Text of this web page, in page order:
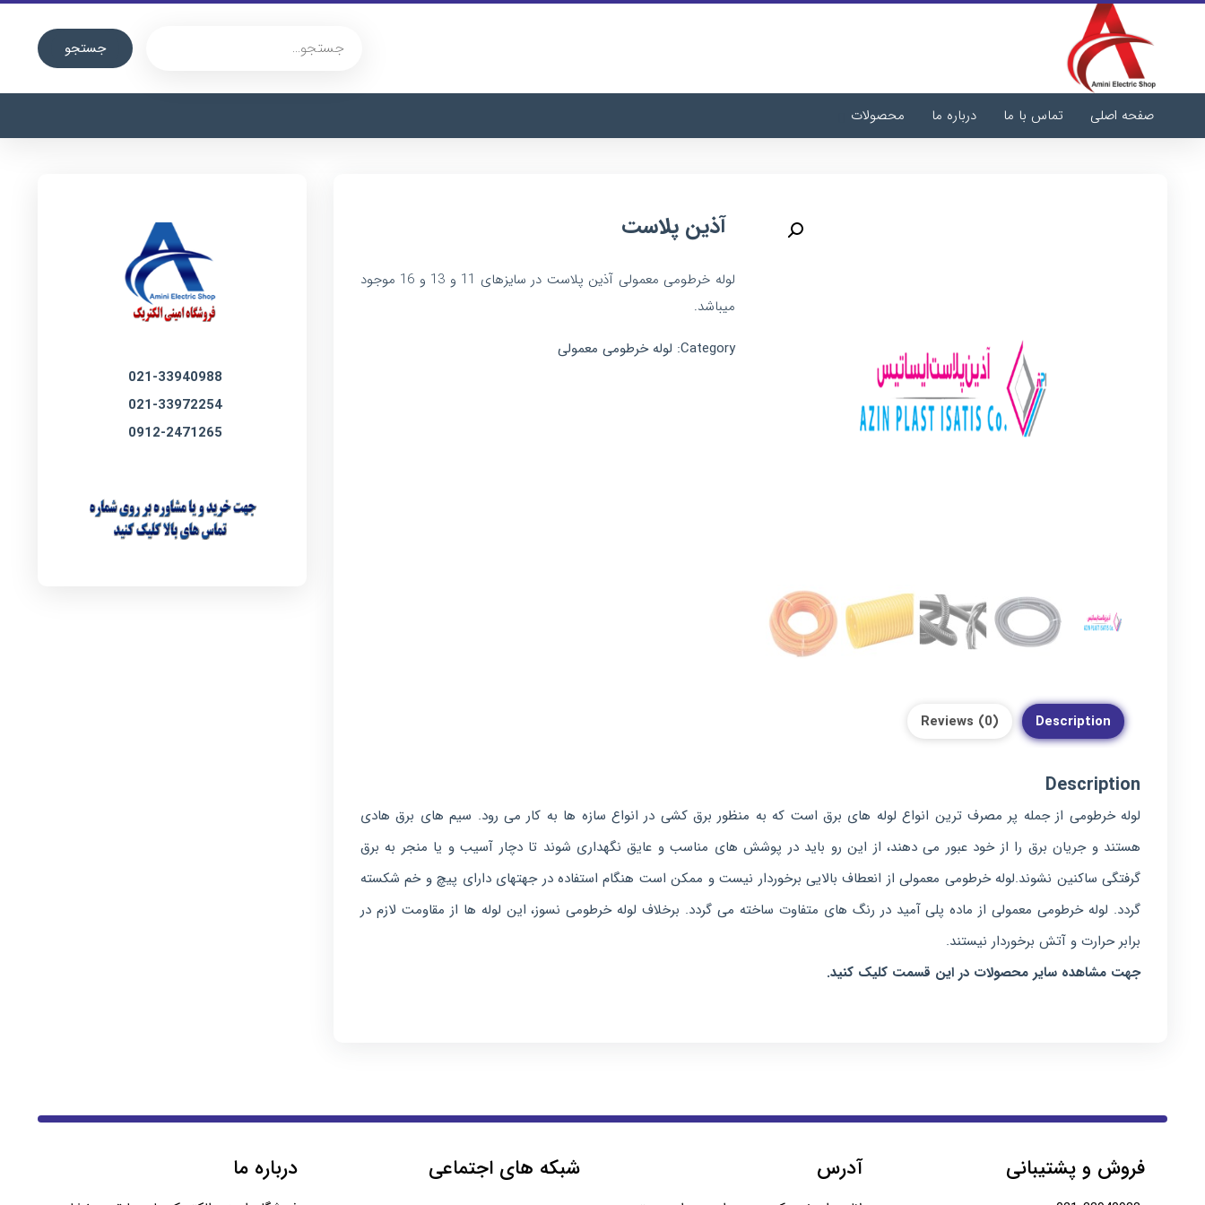
جستجو
صفحه اصلی تماس با ما درباره ما محصولات
آذین پلاست
لوله خرطومی معمولی آذین پلاست در سایزهای 11 و 13 و 16 موجود
میباشد.
Category: لوله خرطومی معمولی
Description
Reviews (0)
Description
لوله خرطومی از جمله پر مصرف ترین انواع لوله های برق است که به منظور برق کشی در انواع سازه ها به کار می رود. سیم های برق هادی
هستند و جریان برق را از خود عبور می دهند، از این رو باید در پوشش های مناسب و عایق نگهداری شوند تا دچار آسیب و یا منجر به برق
گرفتگی ساکنین نشوند.لوله خرطومی معمولی از انعطاف بالایی برخوردار نیست و ممکن است هنگام استفاده در جهتهای دارای پیچ و خم شکسته
گردد. لوله خرطومی معمولی از ماده پلی آمید در رنگ های متفاوت ساخته می گردد. برخلاف لوله خرطومی نسوز، این لوله ها از مقاومت لازم در
برابر حرارت و آتش برخوردار نیستند.
جهت مشاهده سایر محصولات در این قسمت کلیک کنید.
021-33940988
021-33972254
0912-2471265
فروش و پشتیبانی آدرس شبکه های اجتماعی درباره ما